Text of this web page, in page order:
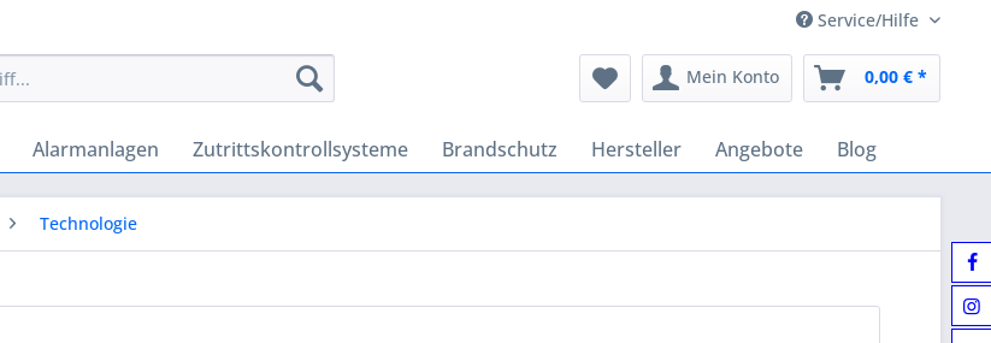
Service/Hilfe
Mein Konto 0,00 € *
Alarmanlagen Zutrittskontrollsysteme Brandschutz Hersteller Angebote Blog
Technologie